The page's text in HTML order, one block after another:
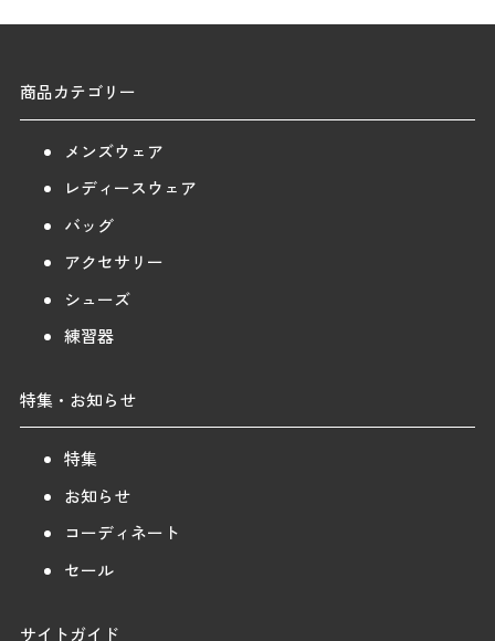
商品カテゴリー
メンズウェア
レディースウェア
バッグ
アクセサリー
シューズ
練習器
特集・お知らせ
特集
お知らせ
コーディネート
セール
サイトガイド